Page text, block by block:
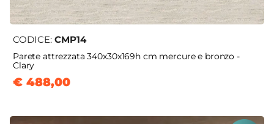
CODICE: CMP14
Parete attrezzata 340x30x169h cm mercure e bronzo -
Clary
€ 488,00